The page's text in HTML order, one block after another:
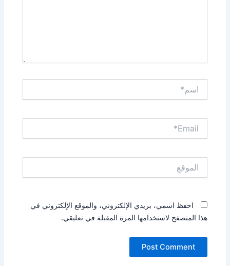
احفظ اسمي، بريدي الإلكتروني، والموقع الإلكتروني في
هذا المتصفح لاستخدامها المرة المقبلة في تعليقي.